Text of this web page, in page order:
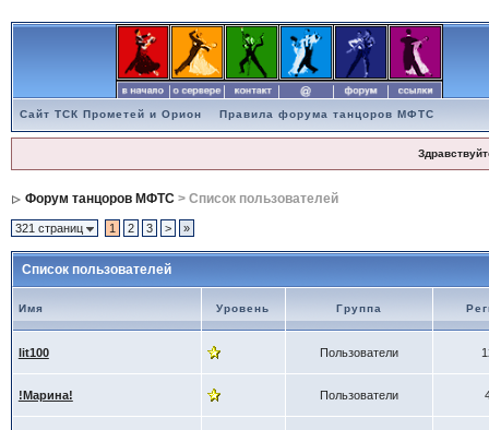
Сайт ТСК Прометей и Орион Правила форума танцоров МФТС
Форум танцоров МФТС> Список пользователей
321 страниц 1 2 3 > »
Список пользователей
Имя Уровень Группа
lit100 Пользователи
!Марина! Пользователи